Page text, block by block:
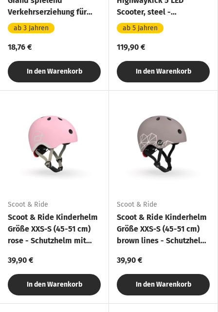
Verkehrserziehung für
Kinderfahrzeug
ab 3 Jahren
18,76 €
In den Warenkorb
Scooter, steel -
Kinderroller, ab 5 Jahren
ab 5 Jahren
119,90 €
In den Warenkorb
Scoot & Ride
Scoot & Ride Kinderhelm
Größe XXS-S (45-51 cm)
rose - Schutzhelm mit
39,90 €
In den Warenkorb
Scoot & Ride
Scoot & Ride Kinderhelm
Größe XXS-S (45-51 cm)
brown lines - Schutzhelm
39,90 €
In den Warenkorb